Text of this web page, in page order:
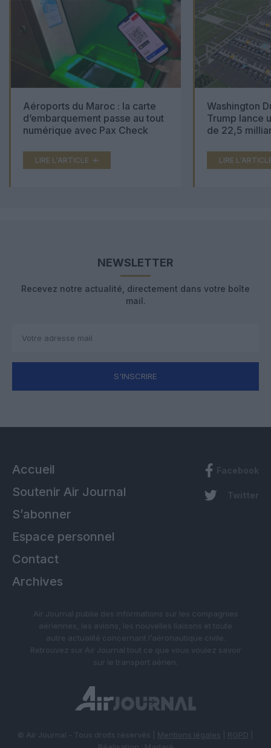
Aéroports du Maroc : la carte
d’embarquement passe au tout
numérique avec Pax Check
LIRE L'ARTICLE
Washington
Trump lance
de 22,5
LIRE
NEWSLETTER
Recevez notre actualité, directement dans votre boîte
mail.
S'INSCRIRE
Accueil
Soutenir Air Journal
S’abonner
Espace personnel
Contact
Archives